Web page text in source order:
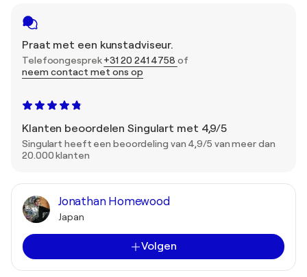
Praat met een kunstadviseur.
Telefoongesprek+31 20 241 4758 of
neem contact met ons op
Klanten beoordelen Singulart met 4,9/5
Singulart heeft een beoordeling van 4,9/5 van meer dan
20.000 klanten
Jonathan Homewood
Japan
Volgen